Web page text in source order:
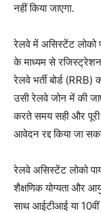
नहीं किया जाएगा.
रेलवे में असिस्टेंट लोको
के माध्यम से रजिस्ट्रेशन
रेलवे भर्ती बोर्ड
उसी रेलवे जोन में की
करते समय सही और पूरी
आवेदन रद्द किया जा
रेलवे असिस्टेंट लोको
शैक्षणिक योग्यता और
साथ आईटीआई या 10वीं